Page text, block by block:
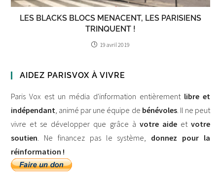
LES BLACKS BLOCS MENACENT, LES PARISIENS
TRINQUENT !
19 avril 2019
AIDEZ PARISVOX À VIVRE
Paris Vox est un média d'information entièrement libre et
indépendant, animé par une équipe de bénévoles. Il ne peut
vivre et se développer que grâce à votre aideet votre
soutien. Ne financez pas le système, donnez pour la
réinformation !